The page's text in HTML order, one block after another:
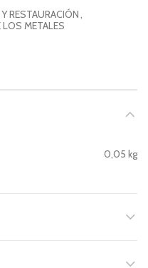
RESTAURACIÓN,
METALES
0,05 kg